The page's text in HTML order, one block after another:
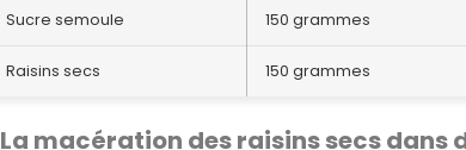
Sucre semoule 150 grammes
Raisins secs 150 grammes
La macération des raisins secs dans